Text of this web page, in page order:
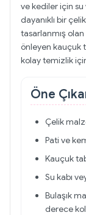
ve kediler için su
dayanıklı bir
tasarlanmış
önleyen kauçuk
kolay temizlik
Öne
Çelik
Pati ve
Kauçuk
Su kabı
Bulaşık
derece